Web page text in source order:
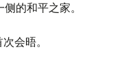
的和平之家。
会晤。